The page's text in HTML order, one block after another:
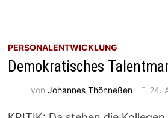
PERSONALENTWICKLUNG
Demokratisches
vonJohannes Thönneßen 24.